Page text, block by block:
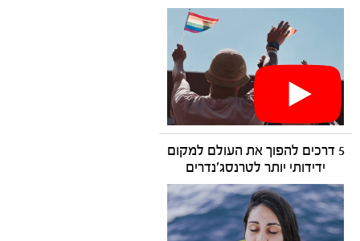
5 דרכים להפוך את העולם למקום
ידידותי יותר לטרנסג'נדרים